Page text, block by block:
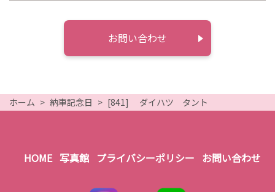
お問い合わせ
ホーム 納車記念日 [841] ダイハツ タント
HOME 写真館 プライバシーポリシー お問い合わせ